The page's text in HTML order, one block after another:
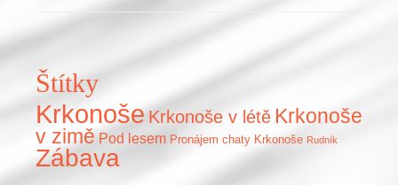
Štítky
Krkonoše Krkonoše v létě Krkonoše
v zimě Pod lesem Pronájem chaty Krkonoše Rudník
Zábava